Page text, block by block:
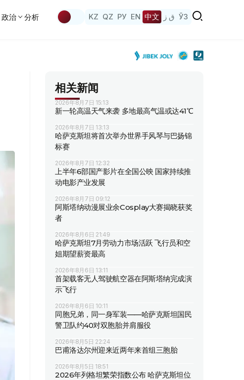
政治 分析 KZ QZ РУ EN 中文 ق ز ЎЗ
相关新闻
2026年8月7日 15:13
新一轮高温天气来袭 多地最高气温或达41℃
2026年8月7日 13:13
哈萨克斯坦将首次举办世界手风琴与巴扬锦
标赛
2026年8月7日 12:32
上半年6部国产影片在全国公映 国家持续推
动电影产业发展
2026年8月7日 09:12
阿斯塔纳动漫展业余Cosplay大赛揭晓获奖
者
2026年8月6日 21:49
哈萨克斯坦7月劳动力市场活跃 飞行员和空
姐期望薪资最高
2026年8月6日 13:11
首架载客无人驾驶航空器在阿斯塔纳完成演
示飞行
2026年8月6日 10:11
同胞兄弟，同一身军装——哈萨克斯坦国民
警卫队约40对双胞胎并肩服役
2026年8月5日 22:24
巴甫洛达尔州迎来近两年来首组三胞胎
2026年8月5日 18:51
2026年列格坦繁荣指数公布 哈萨克斯坦位